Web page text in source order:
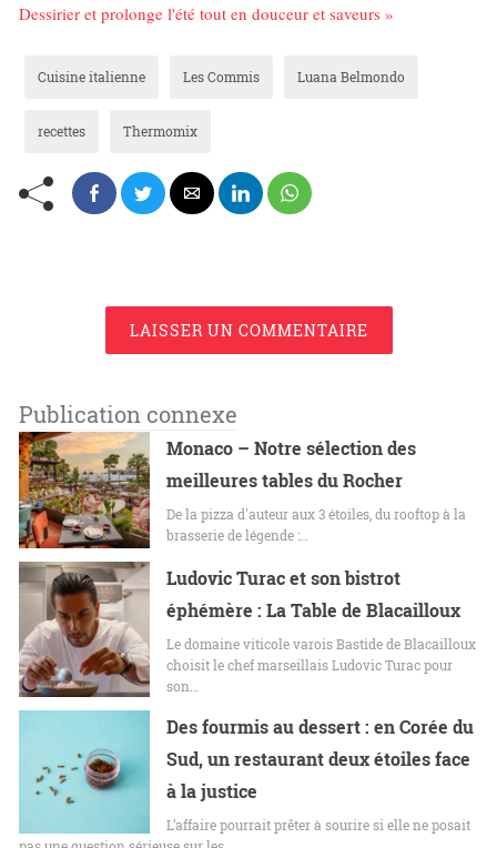
Dessirier et prolonge l'été tout en douceur et saveurs »
Cuisine italienne Les Commis Luana Belmondo
recettes Thermomix
LAISSER UN COMMENTAIRE
Publication connexe
Monaco – Notre sélection des
meilleures tables du Rocher
De la pizza d'auteur aux 3 étoiles, du rooftop à la
brasserie de légende :…
Ludovic Turac et son bistrot
éphémère : La Table de Blacailloux
Le domaine viticole varois Bastide de Blacailloux
choisit le chef marseillais Ludovic Turac pour
son…
Des fourmis au dessert : en Corée du
Sud, un restaurant deux étoiles face
à la justice
L’affaire pourrait prêter à sourire si elle ne posait